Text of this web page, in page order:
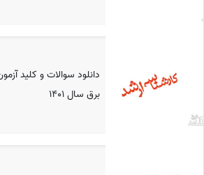
دانلود سوالات و کلید
برق سال 1401